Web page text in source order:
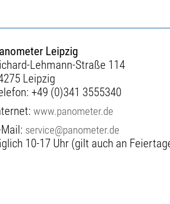
Leipzig
Lehmann-Straße 114
Leipzig
+49 (0)341 3555340
www.panometer.de
Mail: service@panometer.de
10-17 Uhr (gilt auch an